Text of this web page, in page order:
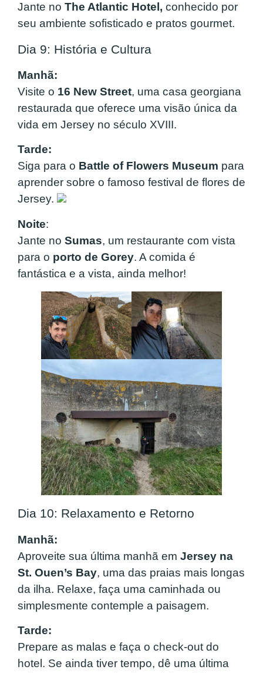
Jante no The Atlantic Hotel, conhecido por
seu ambiente sofisticado e pratos gourmet.
Dia 9: História e Cultura
Manhã:
Visite o 16 New Street, uma casa georgiana
restaurada que oferece uma visão única da
vida em Jersey no século XVIII.
Tarde:
Siga para o Battle of Flowers Museum para
aprender sobre o famoso festival de flores de
Jersey.
Noite:
Jante no Sumas, um restaurante com vista
para o porto de Gorey. A comida é
fantástica e a vista, ainda melhor!
Dia 10: Relaxamento e Retorno
Manhã:
Aproveite sua última manhã em Jersey na
St. Ouen’s Bay, uma das praias mais longas
da ilha. Relaxe, faça uma caminhada ou
simplesmente contemple a paisagem.
Tarde:
Prepare as malas e faça o check-out do
hotel. Se ainda tiver tempo, dê uma última